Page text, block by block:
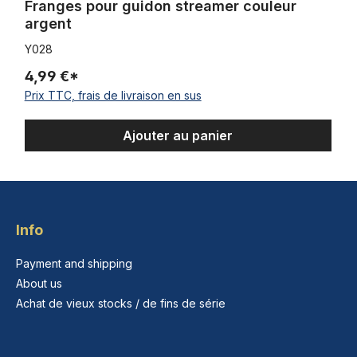
Franges pour guidon streamer couleur
argent
Y028
4,99 €*
Prix TTC, frais de livraison en sus
Ajouter au panier
Info
Payment and shipping
About us
Achat de vieux stocks / de fins de série